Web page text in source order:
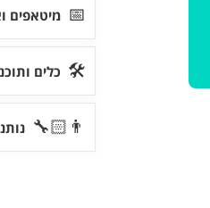
📅 מיטאפים
🛠 כלים
👨🏻‍🔧